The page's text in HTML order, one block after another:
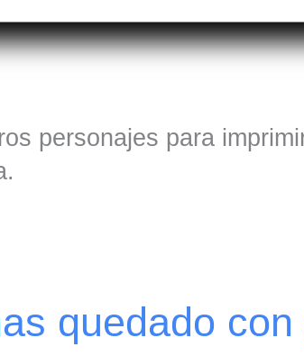
personajes para
quedado